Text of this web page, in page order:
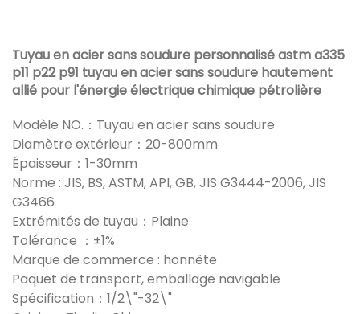
Tuyau en acier sans soudure personnalisé astm a335
p11 p22 p91 tuyau en acier sans soudure hautement
allié pour l'énergie électrique chimique pétrolière
Modèle NO.：Tuyau en acier sans soudure
Diamètre extérieur：20-800mm
Épaisseur：1-30mm
Norme : JIS, BS, ASTM, API, GB, JIS G3444-2006, JIS
G3466
Extrémités de tuyau：Plaine
Tolérance ：±1%
Marque de commerce : honnête
Paquet de transport, emballage navigable
Spécification：1/2\"-32\"